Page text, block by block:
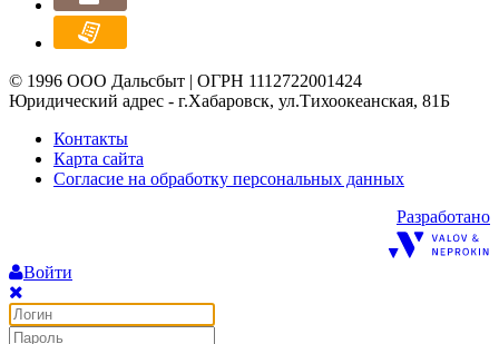
© 1996 ООО Дальсбыт | ОГРН 1112722001424
Юридический адрес - г.Хабаровск, ул.Тихоокеанская, 81Б
Контакты
Карта сайта
Согласие на обработку персональных данных
Разработано
Войти